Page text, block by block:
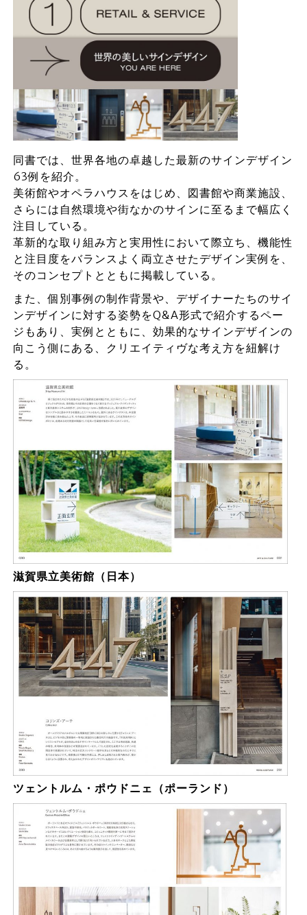
同書では、世界各地の卓越した最新のサインデザイン
63例を紹介。
美術館やオペラハウスをはじめ、図書館や商業施設、
さらには自然環境や街なかのサインに至るまで幅広く
注目している。
革新的な取り組み方と実用性において際立ち、機能性
と注目度をバランスよく両立させたデザイン実例を、
そのコンセプトとともに掲載している。
また、個別事例の制作背景や、デザイナーたちのサイ
ンデザインに対する姿勢をQ&A形式で紹介するペー
ジもあり、実例とともに、効果的なサインデザインの
向こう側にある、クリエイティヴな考え方を紐解け
る。
滋賀県立美術館（日本）
ツェントルム・ポウドニェ（ポーランド）